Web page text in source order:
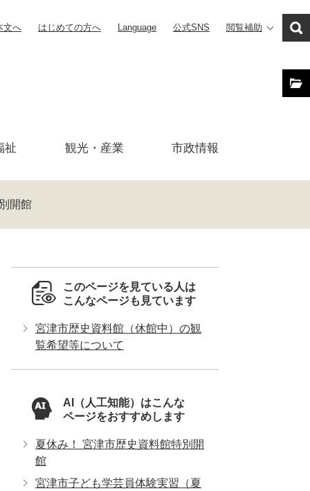
文へ はじめての方へ Language 公式SNS 閲覧補助
祉 観光・産業 市政情報
開館
このページを見ている人は
こんなページも見ています
宮津市歴史資料館（休館中）の観
覧希望等について
AI（人工知能）はこんな
ページをおすすめします
夏休み！ 宮津市歴史資料館特別開
館
宮津市子ども学芸員体験実習（夏